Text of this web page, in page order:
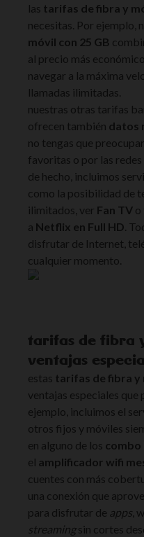
las tarifas de fibra y
necesitas. Por ejemplo,
móvil con 25 GB
al precio más
navegar a la máxima
llamadas ilimitadas.
nuestras otras tarifas
ofrecen también datos
no tengas que
favoritas o por las
de hecho, incluimos
como la posibilidad de
ilimitados, ver Fan TV o
a Netflix en Full HD.
disfrutar de Internet,
cualquier momento.
tarifas de fibra
ventajas
estas tarifas de fibra y
ventajas especiales que
ejemplo, incluimos el
otros fijos y móviles
en alguno de los combo
el amplificador wifi
cuentes con más
una conexión que
para disfrutar de apps ,
streaming sin cortes